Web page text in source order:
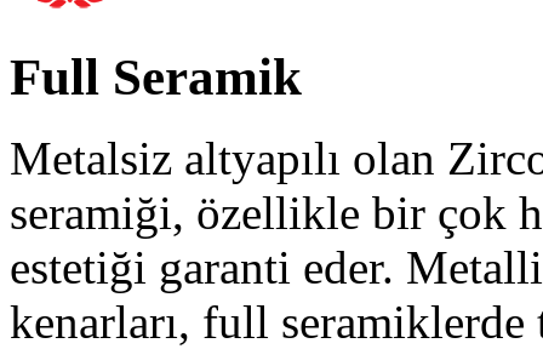
Full Seramik
Metalsiz altyapılı olan
seramiği, özellikle bir çok
estetiği garanti eder.
kenarları, full